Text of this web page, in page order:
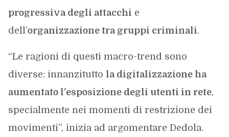
progressiva degli attacchi e
dell’organizzazione tra gruppi criminali.
“Le ragioni di questi macro-trend sono
diverse: innanzitutto la digitalizzazione ha
aumentato l’esposizione degli utenti in rete,
specialmente nei momenti di restrizione dei
movimenti”, inizia ad argomentare Dedola.